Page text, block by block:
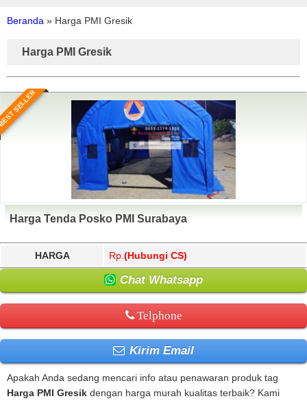
Beranda » Harga PMI Gresik
Harga PMI Gresik
SELLER
Harga Tenda Posko PMI Surabaya
HARGA Rp. (Hubungi CS)
Chat Whatsapp
Telphone
Kirim Email
Apakah Anda sedang mencari info atau penawaran produk tag
Harga PMI Gresik dengan harga murah kualitas terbaik? Kami